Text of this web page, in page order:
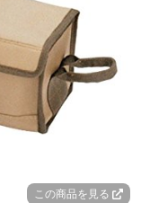
この商品を見る